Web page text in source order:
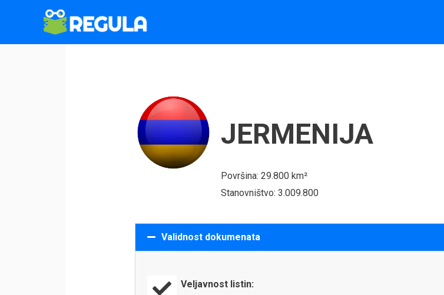
садржај
JERMENIJA
Površina: 29.800 km²
Stanovništvo: 3.009.800
Validnost dokumenata
Veljavnost listin: